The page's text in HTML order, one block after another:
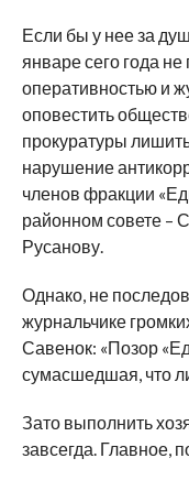
Если бы у нее за
январе сего года
оперативностью и
оповестить
прокуратуры
нарушение
членов фракции
районном совете –
Русанову.
Однако, не
журнальчике
Савенок: «Позор
сумасшедшая, что
Зато выполнить
завсегда. Главное,